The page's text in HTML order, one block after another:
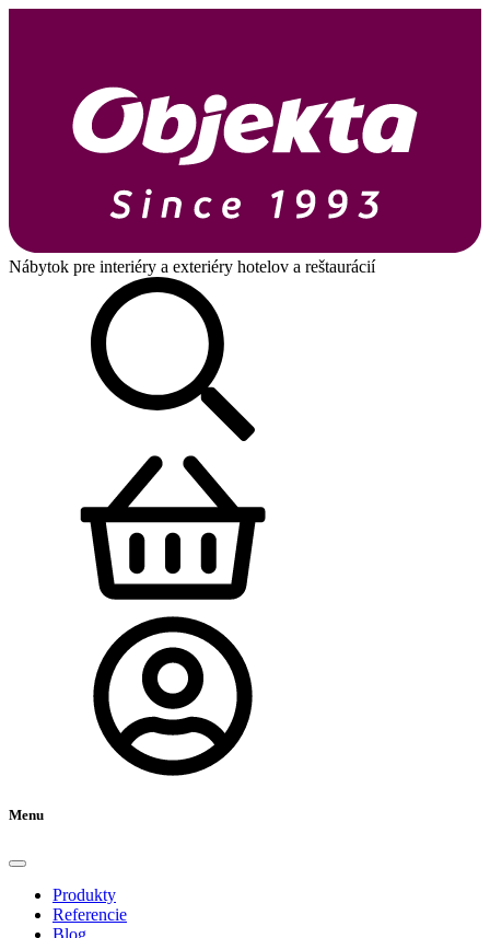
Nábytok pre interiéry a exteriéry hotelov a reštaurácií
Menu
Produkty
Referencie